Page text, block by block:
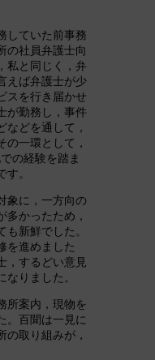
していた前事務
の社員弁護士向
私と同じく，弁
えば弁護士が少
スを行き届かせ
が勤務し，事件
などを通して，
の一環として，
の経験を踏ま
。
象に，一方向の
多かったため，
新鮮でした。
を進めました
，するどい意見
りました。
所案内，現物を
。百聞は一見に
の取り組みが，